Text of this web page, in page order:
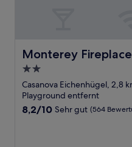
Monterey
Monterey Fireplace Inn
2.0-
Sterne-
Unterkunft
Casanova Eichenhügel, 2,8
Playground entfernt
8.2
8,2/10 Sehr gut (564